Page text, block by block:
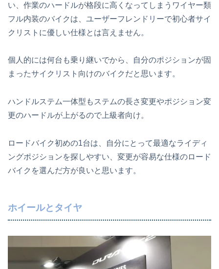
い、作業のハードルが格段に高くなってしまうワイヤー類
フル内装のバイクは、ユーザーフレンドリーで初心者サイ
クリストに優しい仕様とは言えません。
個人的には何台も乗り継いでから、自分のポジションが固
まったサイクリスト向けのバイクだと思います。
ハンドルステム一体型もステムの長さ変更やポジション変
更のハードルが上がるので上級者向け。
ロードバイク初めの1台は、自分にとって最適なライディ
ングポジションを探しやすい、変更が容易な仕様のロード
バイクを選んだ方が良いと思います。
ホイールとタイヤ